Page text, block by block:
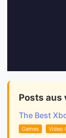
Posts aus
The Best
Games Video